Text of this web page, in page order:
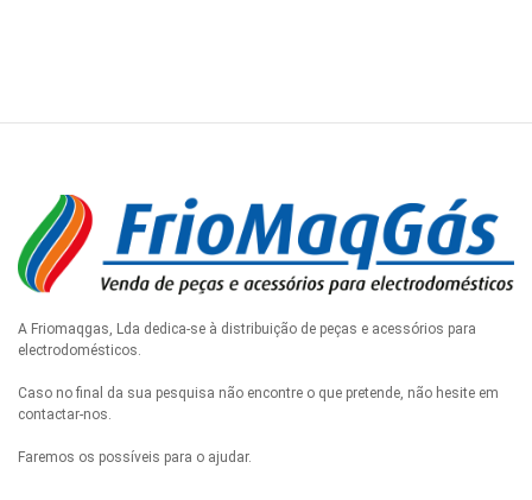
A Friomaqgas, Lda dedica-se à distribuição de peças e acessórios para
electrodomésticos.
Caso no final da sua pesquisa não encontre o que pretende, não hesite em
contactar-nos.
Faremos os possíveis para o ajudar.